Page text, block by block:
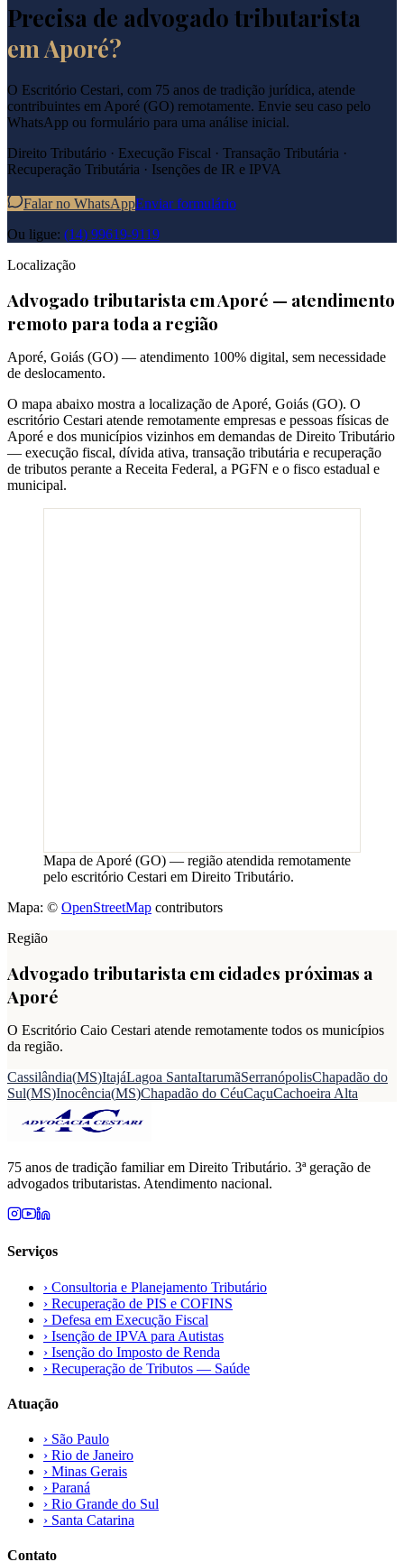
Precisa de advogado tributarista
em Aporé?
O Escritório Cestari, com 75 anos de tradição jurídica, atende
contribuintes em Aporé (GO) remotamente. Envie seu caso pelo
WhatsApp ou formulário para uma análise inicial.
Direito Tributário · Execução Fiscal · Transação Tributária ·
Recuperação Tributária · Isenções de IR e IPVA
Falar no WhatsAppEnviar formulário
Ou ligue: (14) 99619-9119
Localização
Advogado tributarista emAporé — atendimento
remoto para toda a região
Aporé, Goiás (GO) — atendimento 100% digital, sem necessidade
de deslocamento.
O mapa abaixo mostra a localização de Aporé, Goiás (GO). O
escritório Cestari atende remotamente empresas e pessoas físicas de
Aporé e dos municípios vizinhos em demandas de Direito Tributário
— execução fiscal, dívida ativa, transação tributária e recuperação
de tributos perante a Receita Federal, a PGFN e o fisco estadual e
municipal.
Mapa de Aporé (GO) — região atendida remotamente
pelo escritório Cestari em Direito Tributário.
Mapa: © OpenStreetMap contributors
Região
Advogado tributarista em cidades próximas a
Aporé
O Escritório Caio Cestari atende remotamente todos os municípios
da região.
Cassilândia(MS)ItajáLagoa SantaItarumãSerranópolisChapadão do
Sul(MS)Inocência(MS)Chapadão do CéuCaçuCachoeira Alta
75 anos de tradição familiar em Direito Tributário. 3ª geração de
advogados tributaristas. Atendimento nacional.
Serviços
› Consultoria e Planejamento Tributário
› Recuperação de PIS e COFINS
› Defesa em Execução Fiscal
› Isenção de IPVA para Autistas
› Isenção do Imposto de Renda
› Recuperação de Tributos — Saúde
Atuação
› São Paulo
› Rio de Janeiro
› Minas Gerais
› Paraná
› Rio Grande do Sul
› Santa Catarina
Contato